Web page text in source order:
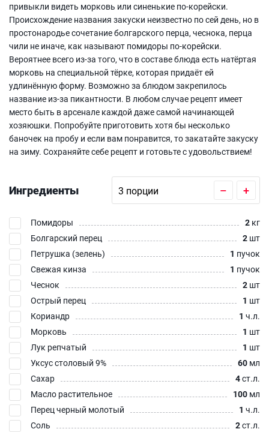
привыкли видеть морковь или синенькие по-корейски.
Происхождение названия закуски неизвестно по сей день, но в
простонародье сочетание болгарского перца, чеснока, перца
чили не иначе, как называют помидоры по-корейски.
Вероятнее всего из-за того, что в составе блюда есть натёртая
морковь на специальной тёрке, которая придаёт ей
удлинённую форму. Возможно за блюдом закрепилось
название из-за пикантности. В любом случае рецепт имеет
место быть в арсенале каждой даже самой начинающей
хозяюшки. Попробуйте приготовить хотя бы несколько
баночек на пробу и если вам понравится, то закатайте закуску
на зиму. Сохраняйте себе рецепт и готовьте с удовольствием!
Ингредиенты – +
Помидоры 2 кг
Болгарский перец
2 шт
Петрушка (зелень)
1 пучок
Свежая кинза
1 пучок
Чеснок
2 шт
Острый перец
1 шт
Кориандр
1 ч.л.
Морковь
1 шт
Лук репчатый
1 шт
Уксус столовый 9%
60 мл
Сахар
4ст.л.
Масло растительное
100 мл
Перец черный молотый
1 ч.л.
Соль
2ст.л.